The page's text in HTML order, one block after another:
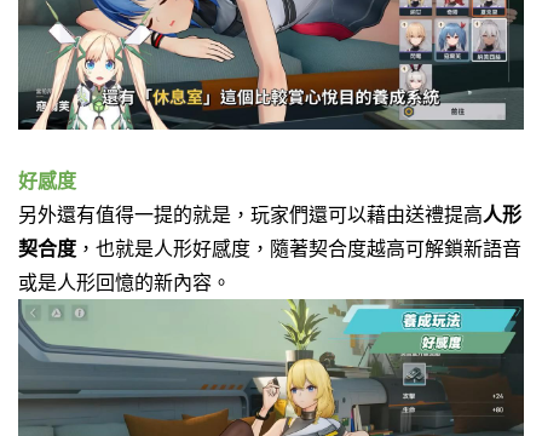
好感度
另外還有值得一提的就是， 玩家們還可以藉由送禮提高人形
契合度 ，也就是人形好感度， 隨著契合度越高可解鎖新語音
或是人形回憶的新內容。